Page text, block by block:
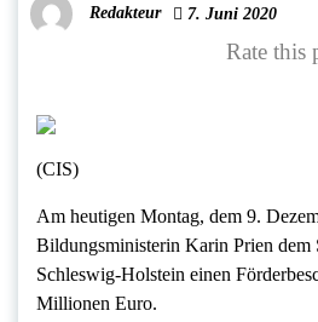
Redakteur 7. Juni 2020
Rate this
(CIS)
Am heutigen Montag, dem 9.
Bildungsministerin Karin Prien dem
Schleswig-Holstein einen
Millionen Euro.